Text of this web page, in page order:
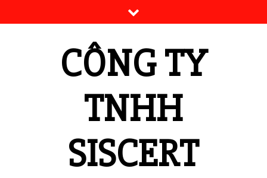
to
CÔNG TY
TNHH
SISCERT